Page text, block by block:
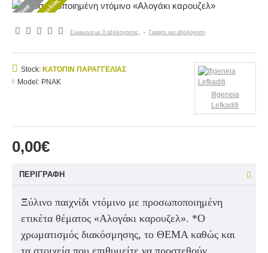
Free
Κατόπιν παραγγελίας Σύμφωνα με 0 αξιολογήσεις. - Γράψτε μια αξιολόγηση
0,00€
Stock: ΚΑΤΌΠΙΝ ΠΑΡΑΓΓΕΛΊΑΣ
Model: PNAK
Ifigeneia
Lefkaditi
ΠΕΡΙΓΡΑΦΉ
Ξύλινο παιχνίδι ντόμινο με προσωποποιημένη
ετικέτα θέματος «Αλογάκι καρουζελ». *Ο
χρωματισμός διακόσμησης, το ΘΕΜΑ καθώς και